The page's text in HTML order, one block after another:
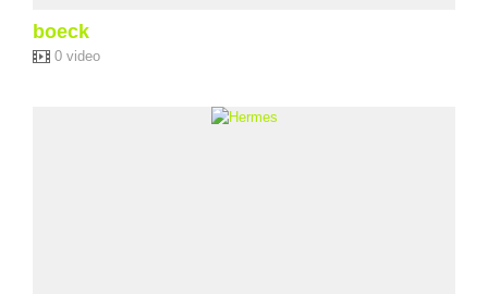
boeck
0 video